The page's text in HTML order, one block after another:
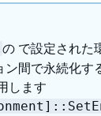
の で設定された
間で永続化す
します